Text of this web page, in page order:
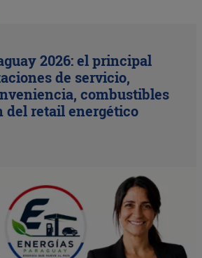
2026: el principal
de servicio,
combustibles
del retail energético